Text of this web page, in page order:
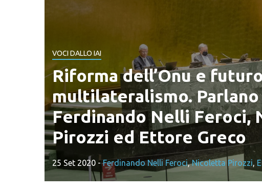
VOCI DALLO IAI
Riforma dell’Onu e
multilateralismo. Parlano
Ferdinando Nelli Feroci,
Pirozzi ed Ettore Greco
25 Set 2020 -Ferdinando Nelli Feroci,Nicoletta Pirozzi,